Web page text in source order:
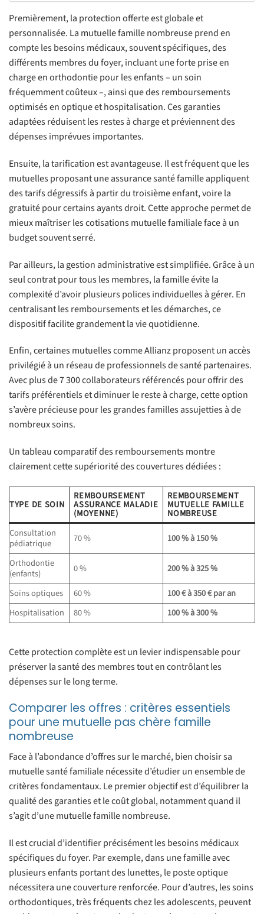
Premièrement, la protection offerte est globale et
personnalisée. La mutuelle famille nombreuse prend en
compte les besoins médicaux, souvent spécifiques, des
différents membres du foyer, incluant une forte prise en
charge en orthodontie pour les enfants – un soin
fréquemment coûteux –, ainsi que des remboursements
optimisés en optique et hospitalisation. Ces garanties
adaptées réduisent les restes à charge et préviennent des
dépenses imprévues importantes.
Ensuite, la tarification est avantageuse. Il est fréquent que les
mutuelles proposant une assurance santé famille appliquent
des tarifs dégressifs à partir du troisième enfant, voire la
gratuité pour certains ayants droit. Cette approche permet de
mieux maîtriser les cotisations mutuelle familiale face à un
budget souvent serré.
Par ailleurs, la gestion administrative est simplifiée. Grâce à un
seul contrat pour tous les membres, la famille évite la
complexité d’avoir plusieurs polices individuelles à gérer. En
centralisant les remboursements et les démarches, ce
dispositif facilite grandement la vie quotidienne.
Enfin, certaines mutuelles comme Allianz proposent un accès
privilégié à un réseau de professionnels de santé partenaires.
Avec plus de 7 300 collaborateurs référencés pour offrir des
tarifs préférentiels et diminuer le reste à charge, cette option
s’avère précieuse pour les grandes familles assujetties à de
nombreux soins.
Un tableau comparatif des remboursements montre
clairement cette supériorité des couvertures dédiées :
TYPE DE SOIN
REMBOURSEMENT
ASSURANCE MALADIE
(MOYENNE)
REMBOURSEMENT
MUTUELLE FAMILLE
NOMBREUSE
Consultation
pédiatrique
70 %
100 % à 150 %
Orthodontie
(enfants)
0 %
200 % à 325 %
Soins optiques
60 %
100 € à 350 € par an
Hospitalisation
80 % 100 % à 300 %
Cette protection complète est un levier indispensable pour
préserver la santé des membres tout en contrôlant les
dépenses sur le long terme.
Comparer les offres : critères essentiels
pour une mutuelle pas chère famille
nombreuse
Face à l’abondance d’offres sur le marché, bien choisir sa
mutuelle santé familiale nécessite d’étudier un ensemble de
critères fondamentaux. Le premier objectif est d’équilibrer la
qualité des garanties et le coût global, notamment quand il
s’agit d’une mutuelle famille nombreuse.
Il est crucial d’identifier précisément les besoins médicaux
spécifiques du foyer. Par exemple, dans une famille avec
plusieurs enfants portant des lunettes, le poste optique
nécessitera une couverture renforcée. Pour d’autres, les soins
orthodontiques, très fréquents chez les adolescents, peuvent